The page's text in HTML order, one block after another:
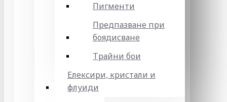
Пигменти
Предпазване при
боядисване
Трайни бои
Елексири, кристали и
флуиди